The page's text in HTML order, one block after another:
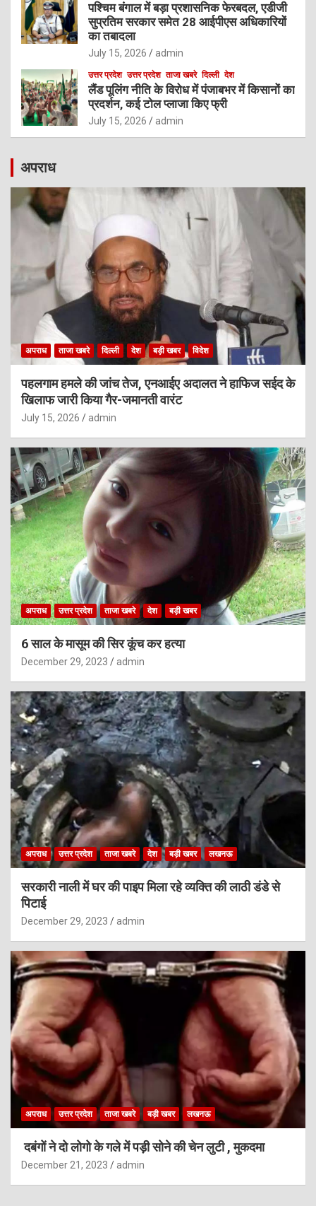
पश्चिम बंगाल में बड़ा प्रशासनिक फेरबदल, एडीजी
सुप्रतिम सरकार समेत 28 आईपीएस अधिकारियों
का तबादला
July 15, 2026 admin
उत्तर प्रदेश उत्तर प्रदेश ताजा खबरे दिल्ली देश
लैंड पूलिंग नीति के विरोध में पंजाबभर में किसानों का
प्रदर्शन, कई टोल प्लाजा किए फ्री
July 15, 2026 admin
अपराध
अपराध ताजा खबरे दिल्ली देश बड़ी खबर विदेश
पहलगाम हमले की जांच तेज, एनआईए अदालत ने हाफिज सईद के
खिलाफ जारी किया गैर-जमानती वारंट
July 15, 2026 admin
अपराध उत्तर प्रदेश ताजा खबरे देश बड़ी खबर
6 साल के मासूम की सिर कूंच कर हत्या
December 29, 2023 admin
अपराध उत्तर प्रदेश ताजा खबरे देश बड़ी खबर लखनऊ
सरकारी नाली में घर की पाइप मिला रहे व्यक्ति की लाठी डंडे से
पिटाई
December 29, 2023 admin
अपराध उत्तर प्रदेश ताजा खबरे बड़ी खबर लखनऊ
दबंगों ने दो लोगो के गले में पड़ी सोने की चेन लुटी , मुकदमा
December 21, 2023 admin